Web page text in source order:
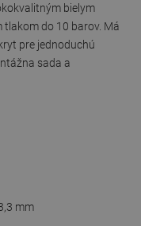
bielym
tlakom do 10 barov. Má
pre jednoduchú
sada a
mm